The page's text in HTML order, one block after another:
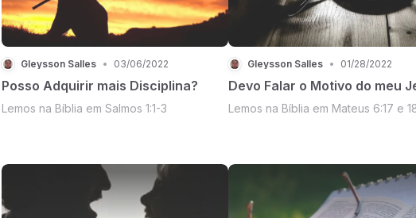
Gleysson Salles • 03/06/2022
Posso Adquirir mais Disciplina?
Lemos na Bíblia em Salmos 1:1-3
Gleysson Salles • 01/28/2022
Devo Falar o Motivo do meu
Lemos na Bíblia em Mateus 6:17 e